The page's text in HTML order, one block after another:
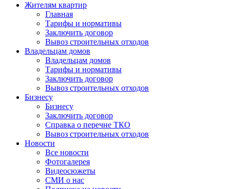
Жителям квартир
Главная
Тарифы и нормативы
Заключить договор
Вывоз строительных отходов
Владельцам домов
Владельцам домов
Тарифы и нормативы
Заключить договор
Вывоз строительных отходов
Бизнесу
Бизнесу
Заключить договор
Справка о перечне ТКО
Вывоз строительных отходов
Новости
Все новости
Фотогалерея
Видеосюжеты
СМИ о нас